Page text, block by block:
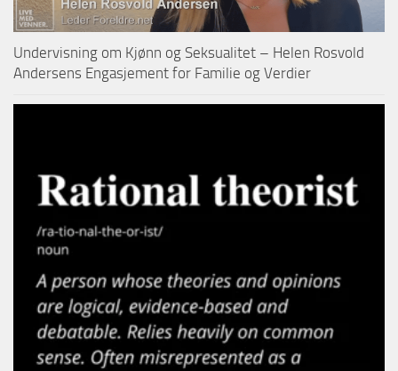
Undervisning om Kjønn og Seksualitet – Helen Rosvold
Andersens Engasjement for Familie og Verdier